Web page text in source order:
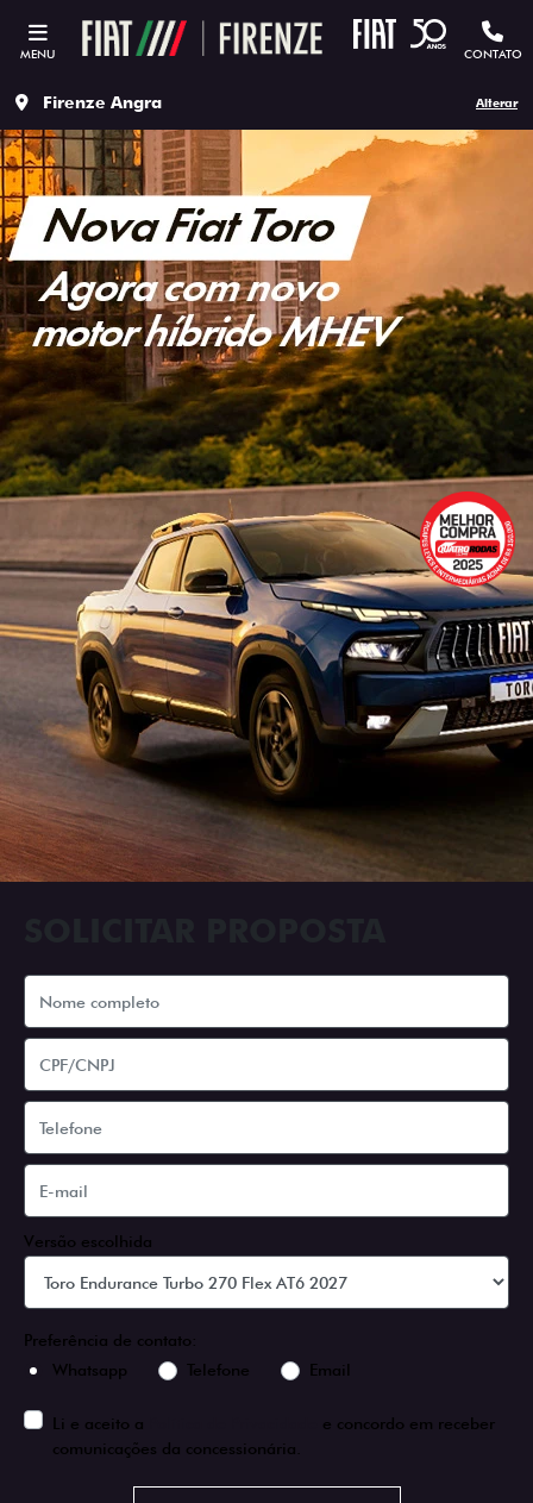
MENU CONTATO
Firenze Angra Alterar
Versão escolhida
Preferência de contato:
Whatsapp
Telefone Email
Li e aceito a
e concordo em receber
comunicações da concessionária.